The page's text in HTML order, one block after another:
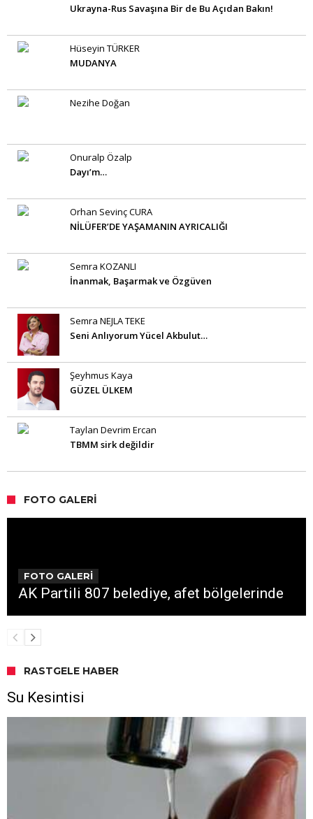
Ukrayna-Rus Savaşına Bir de Bu Açıdan Bakın!
Hüseyin TÜRKER
MUDANYA
Nezihe Doğan
Onuralp Özalp
Dayı’m…
Orhan Sevinç CURA
NİLÜFER’DE YAŞAMANIN AYRICALIĞI
Semra KOZANLI
İnanmak, Başarmak ve Özgüven
Semra NEJLA TEKE
Seni Anlıyorum Yücel Akbulut…
Şeyhmus Kaya
GÜZEL ÜLKEM
Taylan Devrim Ercan
TBMM sirk değildir
FOTO GALERI
FOTO GALERİ
AK Partili 807 belediye, afet bölgelerinde
RASTGELE HABER
Su Kesintisi